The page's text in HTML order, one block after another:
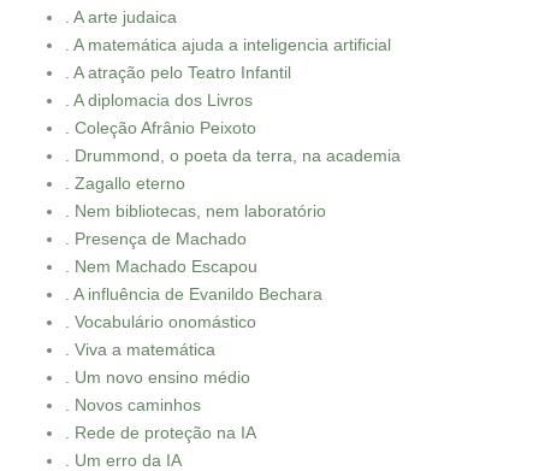
. A arte judaica
. A matemática ajuda a inteligencia artificial
. A atração pelo Teatro Infantil
. A diplomacia dos Livros
. Coleção Afrânio Peixoto
. Drummond, o poeta da terra, na academia
. Zagallo eterno
. Nem bibliotecas, nem laboratório
. Presença de Machado
. Nem Machado Escapou
. A influência de Evanildo Bechara
. Vocabulário onomástico
. Viva a matemática
. Um novo ensino médio
. Novos caminhos
. Rede de proteção na IA
. Um erro da IA